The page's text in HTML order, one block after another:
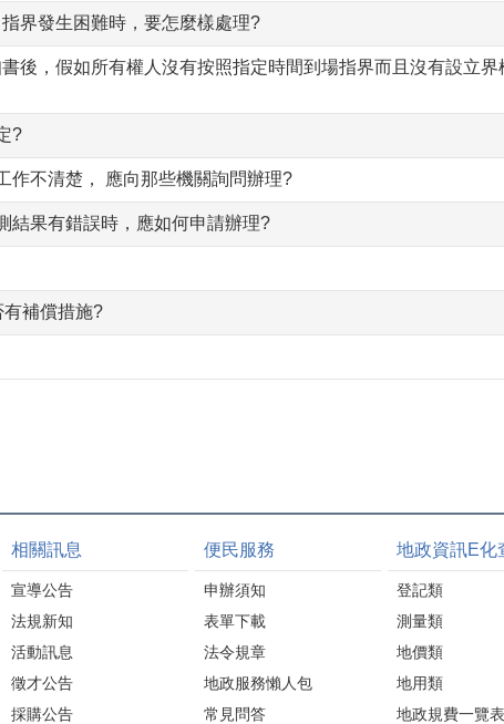
界發生困難時，要怎麼樣處理?
後，假如所有權人沒有按照指定時間到場指界而且沒有設立界
?
作不清楚， 應向那些機關詢問辦理?
結果有錯誤時，應如何申請辦理?
補償措施?
相關訊息
宣導公告
法規新知
活動訊息
徵才公告
採購公告
便民服務
申辦須知
表單下載
法令規章
地政服務懶人包
常見問答
地政資訊E化
登記類
測量類
地價類
地用類
地政規費一覽表